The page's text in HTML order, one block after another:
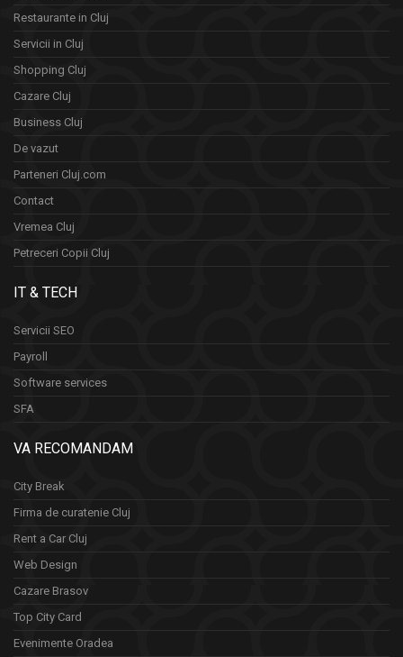
Restaurante in Cluj
Servicii in Cluj
Shopping Cluj
Cazare Cluj
Business Cluj
De vazut
Parteneri Cluj.com
Contact
Vremea Cluj
Petreceri Copii Cluj
IT & TECH
Servicii SEO
Payroll
Software services
SFA
VA RECOMANDAM
City Break
Firma de curatenie Cluj
Rent a Car Cluj
Web Design
Cazare Brasov
Top City Card
Evenimente Oradea